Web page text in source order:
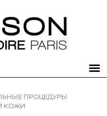
ПРОЦЕДУРЫ
КОЖИ